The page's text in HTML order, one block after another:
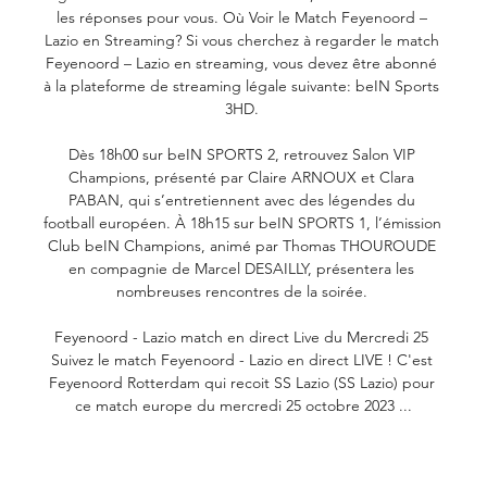
les réponses pour vous. Où Voir le Match Feyenoord –
Lazio en Streaming? Si vous cherchez à regarder le match
Feyenoord – Lazio en streaming, vous devez être abonné
à la plateforme de streaming légale suivante: beIN Sports
3HD.
Dès 18h00 sur beIN SPORTS 2, retrouvez Salon VIP
Champions, présenté par Claire ARNOUX et Clara
PABAN, qui s’entretiennent avec des légendes du
football européen. À 18h15 sur beIN SPORTS 1, l’émission
Club beIN Champions, animé par Thomas THOUROUDE
en compagnie de Marcel DESAILLY, présentera les
nombreuses rencontres de la soirée.
Feyenoord - Lazio match en direct Live du Mercredi 25
Suivez le match Feyenoord - Lazio en direct LIVE ! C'est
Feyenoord Rotterdam qui recoit SS Lazio (SS Lazio) pour
ce match europe du mercredi 25 octobre 2023 ...